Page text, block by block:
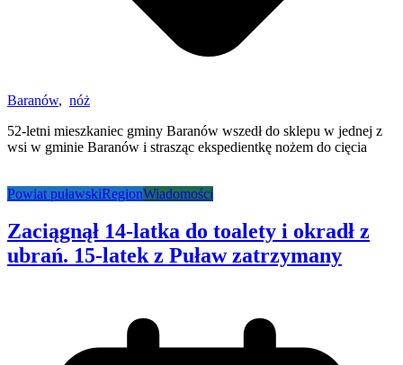
Baranów, nóż
52-letni mieszkaniec gminy Baranów wszedł do sklepu w jednej z
wsi w gminie Baranów i strasząc ekspedientkę nożem do cięcia
Powiat puławskiRegionWiadomości
Zaciągnął 14-latka do toalety i okradł z
ubrań. 15-latek z Puław zatrzymany